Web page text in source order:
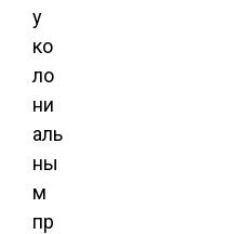
у
ко
ло
ни
аль
ны
м
пр